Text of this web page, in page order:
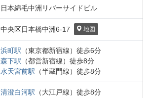
日本綿毛中洲リバーサイドビル
中央区日本橋中洲6-17 地図
浜町駅 （東京都新宿線） 徒歩6分
森下駅 （都営新宿線） 徒歩8分
水天宮前駅 （半蔵門線） 徒歩8分
清澄白河駅 （大江戸線） 徒歩8分